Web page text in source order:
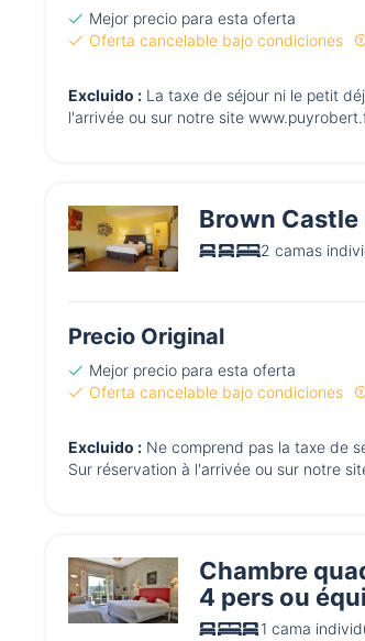
Mejor precio para esta oferta
Oferta cancelable bajo condiciones
Excluido : La taxe de séjour ni le petit
l'arrivée ou sur notre site
Brown Castle
2 camas
Precio Original
Mejor precio para esta oferta
Oferta cancelable bajo condiciones
Excluido : Ne comprend pas la taxe de
Sur réservation à l'arrivée ou sur notre
Chambre
4 pers ou
1 cama